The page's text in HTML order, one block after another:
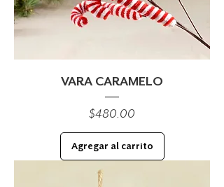
VARA CARAMELO
Precio
$480.00
Agregar al carrito